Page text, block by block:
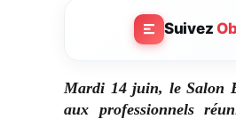
Suivez
Mardi 14 juin, le Salon
aux professionnels